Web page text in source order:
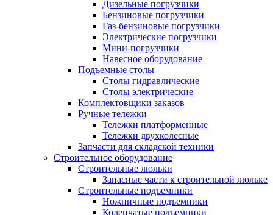
Дизельные погрузчики
Бензиновые погрузчики
Газ-бензиновые погрузчики
Электрические погрузчики
Мини-погрузчики
Навесное оборудование
Подъемные столы
Столы гидравлические
Столы электрические
Комплектовщики заказов
Ручные тележки
Тележки платформенные
Тележки двухколесные
Запчасти для складской техники
Строительное оборудование
Строительные люльки
Запасные части к строительной люльке
Строительные подъемники
Ножничные подъемники
Коленчатые подъемники